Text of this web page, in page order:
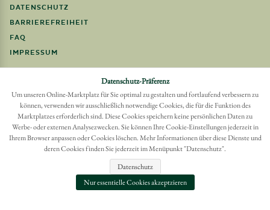
DATENSCHUTZ
BARRIEREFREIHEIT
FAQ
IMPRESSUM
Möchten Sie eine Bestellung widerrufen?
Hier Widerruf mit wenigen Klicks online erreichen
BESTELLUNG WIDERRUFEN
Datenschutz-Präferenz
Um unseren Online-Marktplatz für Sie optimal zu gestalten und fortlaufend verbessern zu
können, verwenden wir ausschließlich notwendige Cookies, die für die Funktion des
Marktplatzes erforderlich sind. Diese Cookies speichern keine persönlichen Daten zu
Werbe- oder externen Analysezwecken. Sie können Ihre Cookie-Einstellungen jederzeit in
Ihrem Browser anpassen oder Cookies löschen. Mehr Informationen über diese Dienste und
deren Cookies finden Sie jederzeit im Menüpunkt "Datenschutz".
Datenschutz
Nur essentielle Cookies akzeptzieren